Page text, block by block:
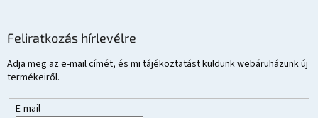
Feliratkozás hírlevélre
Adja meg az e-mail címét, és mi tájékoztatást küldünk webáruházunk új
termékeiről.
E-mail